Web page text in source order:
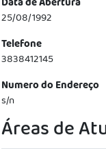
25/08/1992
Telefone
3838412145
Numero do Endereço
s/n
Áreas de